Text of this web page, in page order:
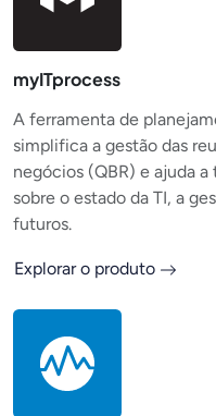
myITprocess
A ferramenta de
simplifica a gestão das
negócios (QBR) e ajuda
sobre o estado da TI, a
futuros.
Explorar o produto